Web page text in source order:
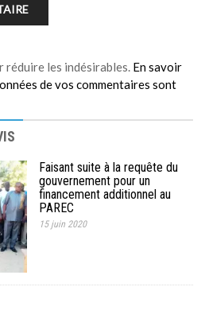
réduire les indésirables. En savoir
de vos commentaires sont
Faisant suite à la requête du
gouvernement pour un
financement additionnel au
PAREC
15 juin 2020